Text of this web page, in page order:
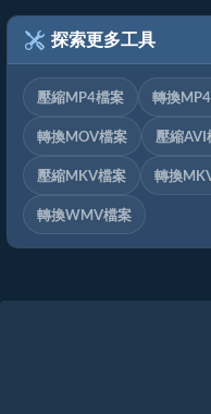
探索更多工具
壓縮MP4檔案 轉換
轉換MOV檔案 壓縮AVI
壓縮MKV檔案 轉換
轉換WMV檔案